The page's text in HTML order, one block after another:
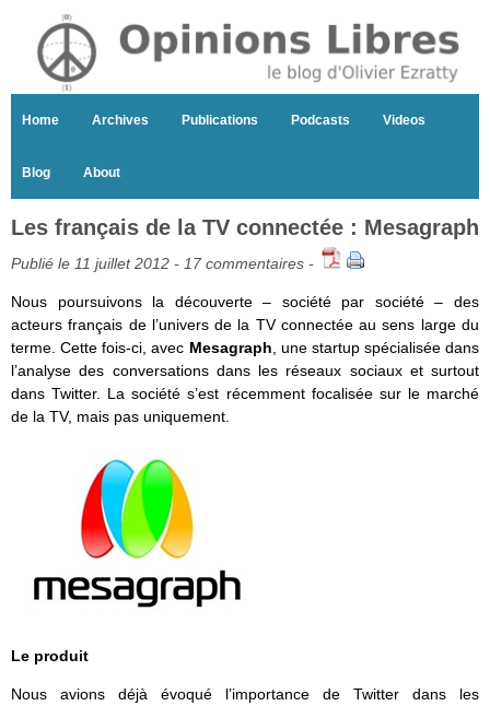
Home Archives Publications Podcasts Videos
Blog About
Les français de la TV connectée : Mesagraph
Publié le 11 juillet 2012 - 17 commentaires -
Nous poursuivons la découverte – société par société – des
acteurs français de l’univers de la TV connectée au sens large du
terme. Cette fois-ci, avec Mesagraph , une startup spécialisée dans
l’analyse des conversations dans les réseaux sociaux et surtout
dans Twitter. La société s’est récemment focalisée sur le marché
de la TV, mais pas uniquement.
Le produit
Nous avions déjà évoqué l’importance de Twitter dans les